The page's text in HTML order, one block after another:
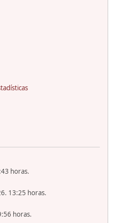
horas.
13:25 horas.
horas.